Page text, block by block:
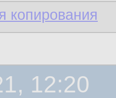
копирования
12:20